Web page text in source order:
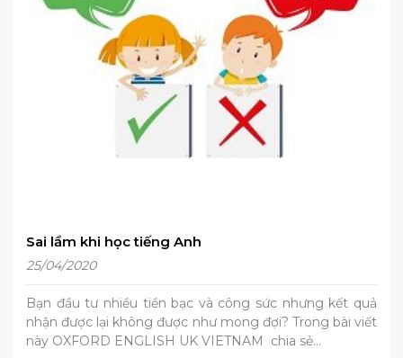
Sai lầm khi học tiếng Anh
25/04/2020
Bạn đầu tư nhiều tiền bạc và công sức nhưng kết quả
nhận được lại không được như mong đợi? Trong bài viết
này OXFORD ENGLISH UK VIETNAM chia sẻ…